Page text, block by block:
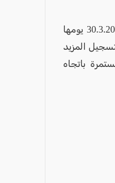
دخلت الحرب الإسرائيليّة الأميركية على إيران ولبنان اليوم الاثنين، الموافق 30.3.2026 يومها
المزيد
باتجاه